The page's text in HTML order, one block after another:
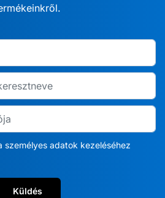
személyes adatok kezeléséhez
Küldés